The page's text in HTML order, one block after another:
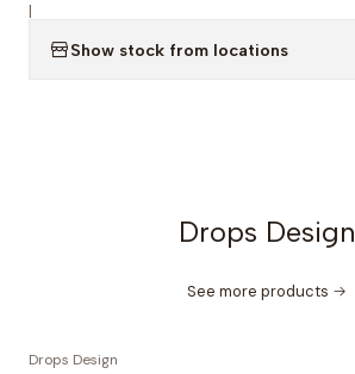
|
Show stock from locations
Drops Design
See more products
Drops Design